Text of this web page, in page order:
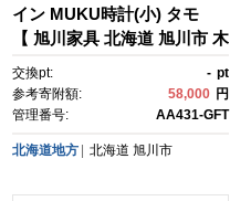
イン MUKU時計(小) タモ
【 旭川家具 北海道 旭川市 木
製 家具 選べる樹種 置時計 壁
掛け時計 リビング ダイニン
グ ベッドルーム 贈り物 プレ
ュラル 手作り 北欧 おしゃ
交換pt: - pt
参考寄附額:
58,000 円
管理番号:
AA431-GFT
北海道地方 北海道 旭川市